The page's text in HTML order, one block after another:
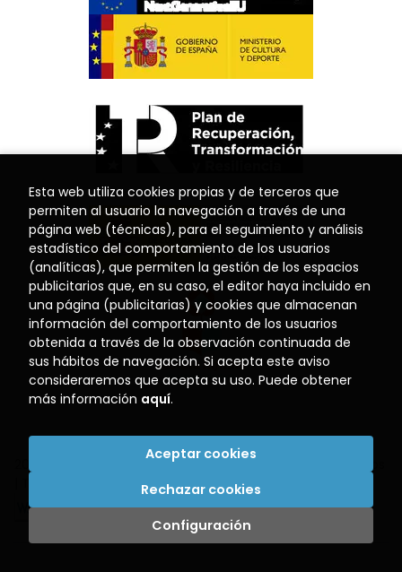
2026 © Librería El Puerto
. Todos los Derechos Reservados
Esta web utiliza cookies propias y de terceros que
permiten al usuario la navegación a través de una
página web (técnicas), para el seguimiento y análisis
estadístico del comportamiento de los usuarios
(analíticas), que permiten la gestión de los espacios
publicitarios que, en su caso, el editor haya incluido en
una página (publicitarias) y cookies que almacenan
información del comportamiento de los usuarios
obtenida a través de la observación continuada de
sus hábitos de navegación. Si acepta este aviso
consideraremos que acepta su uso. Puede obtener
más información aquí.
Configuración
Rechazar cookies
Aceptar cookies